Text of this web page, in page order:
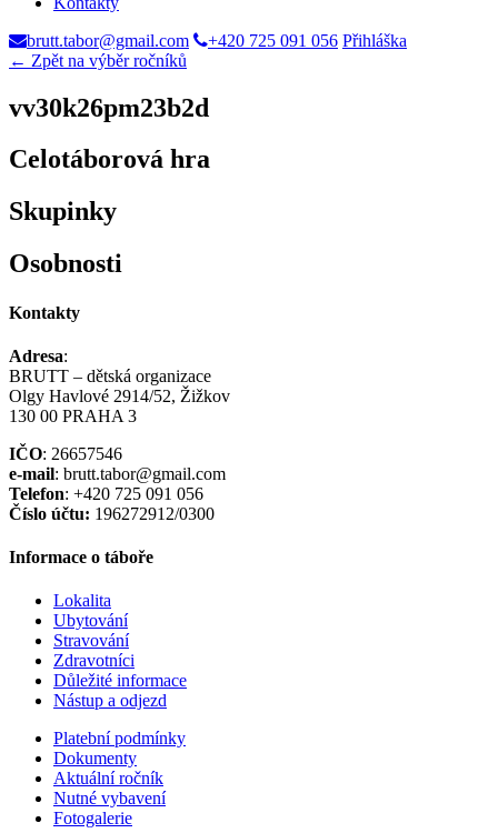
brutt.tabor@gmail.com
+420 725 091 056 Přihláška
← Zpět na výběr ročníků
vv30k26pm23b2d
Celotáborová hra
Skupinky
Osobnosti
Kontakty
Adresa:
BRUTT – dětská organizace
Olgy Havlové 2914/52, Žižkov
130 00 PRAHA 3
IČO: 26657546
e-mail: brutt.tabor@gmail.com
Telefon: +420 725 091 056
Číslo účtu: 196272912/0300
Informace o táboře
Lokalita
Ubytování
Stravování
Zdravotníci
Důležité informace
Nástup a odjezd
Platební podmínky
Dokumenty
Aktuální ročník
Nutné vybavení
Fotogalerie